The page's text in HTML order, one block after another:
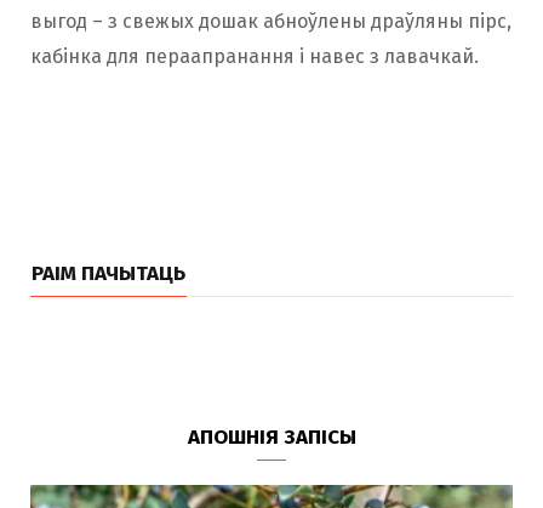
выгод – з свежых дошак абноўлены драўляны пірс,
кабінка для пераапранання і навес з лавачкай.
РАІМ ПАЧЫТАЦЬ
АПОШНІЯ ЗАПІСЫ